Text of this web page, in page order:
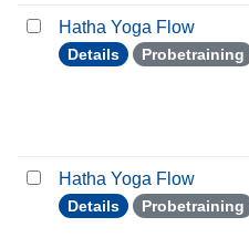
Hatha Yoga Flow
Details Probetraining
Hatha Yoga Flow
Details Probetraining